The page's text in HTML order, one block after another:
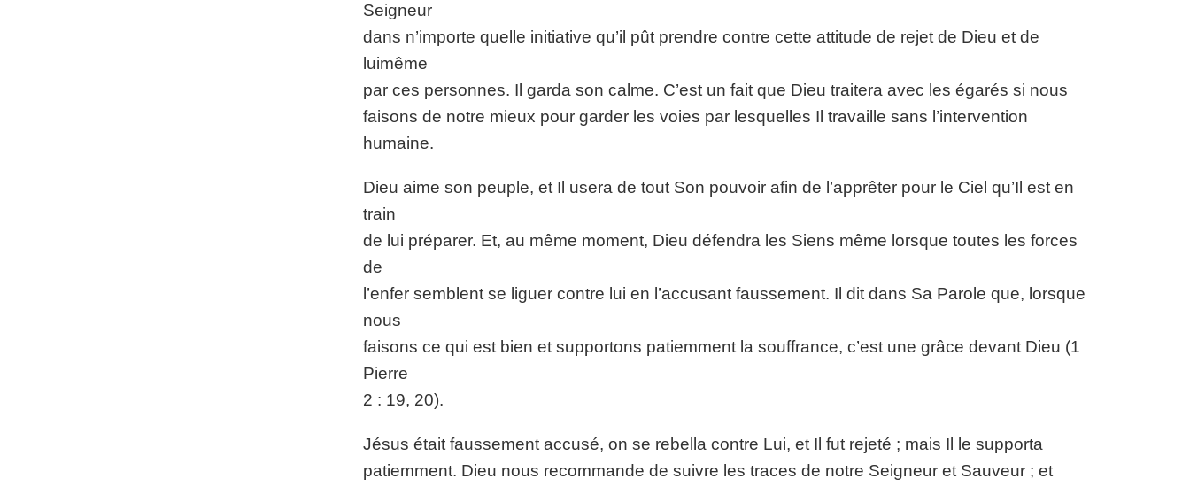
Seigneur
dans n’importe quelle initiative qu’il pût prendre contre cette attitude de rejet de Dieu et de
luimême
par ces personnes. Il garda son calme. C’est un fait que Dieu traitera avec les égarés si nous
faisons de notre mieux pour garder les voies par lesquelles Il travaille sans l’intervention
humaine.
Dieu aime son peuple, et Il usera de tout Son pouvoir afin de l’apprêter pour le Ciel qu’Il est en
train
de lui préparer. Et, au même moment, Dieu défendra les Siens même lorsque toutes les forces
de
l’enfer semblent se liguer contre lui en l’accusant faussement. Il dit dans Sa Parole que, lorsque
nous
faisons ce qui est bien et supportons patiemment la souffrance, c’est une grâce devant Dieu (1
Pierre
2 : 19, 20).
Jésus était faussement accusé, on se rebella contre Lui, et Il fut rejeté ; mais Il le supporta
patiemment. Dieu nous recommande de suivre les traces de notre Seigneur et Sauveur ; et